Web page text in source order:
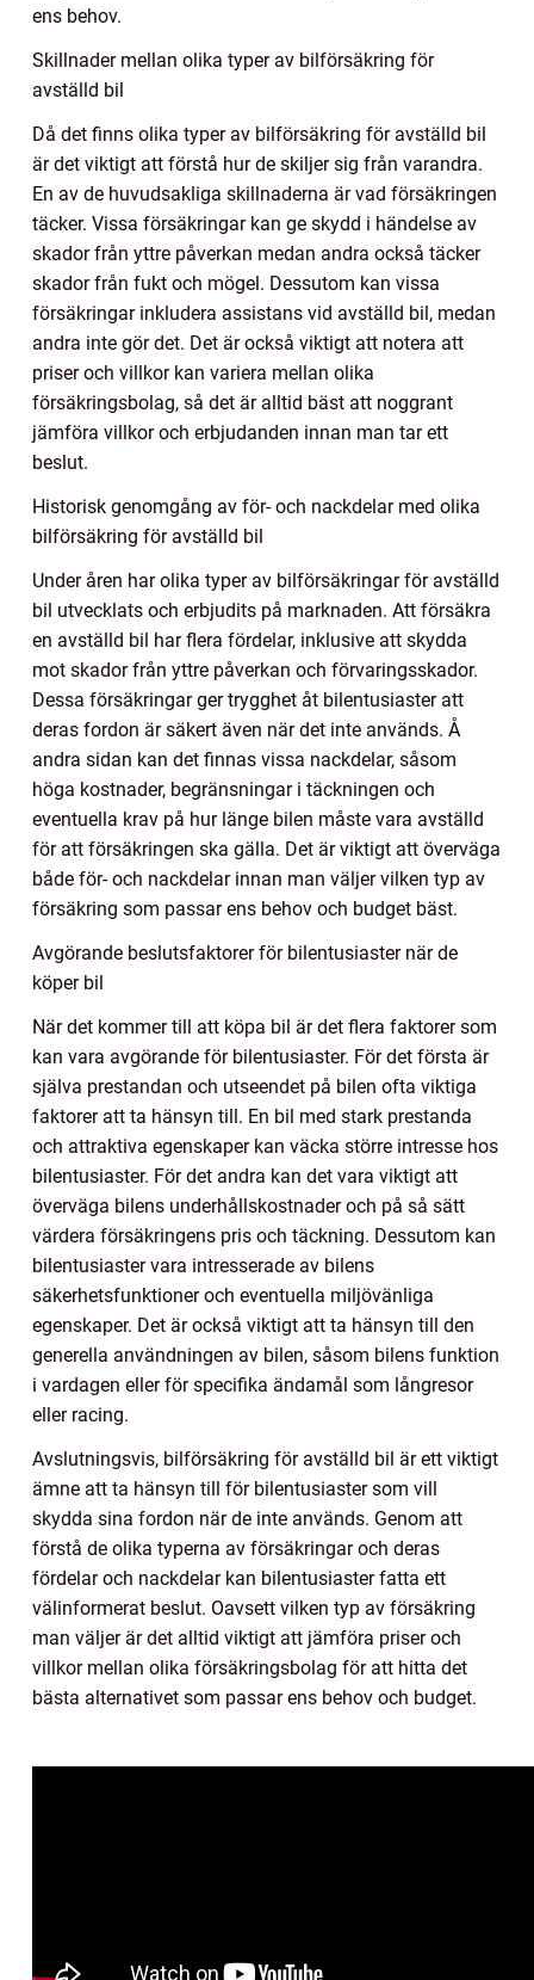
ens behov.
Skillnader mellan olika typer av bilförsäkring för
avställd bil
Då det finns olika typer av bilförsäkring för avställd bil
är det viktigt att förstå hur de skiljer sig från varandra.
En av de huvudsakliga skillnaderna är vad försäkringen
täcker. Vissa försäkringar kan ge skydd i händelse av
skador från yttre påverkan medan andra också täcker
skador från fukt och mögel. Dessutom kan vissa
försäkringar inkludera assistans vid avställd bil, medan
andra inte gör det. Det är också viktigt att notera att
priser och villkor kan variera mellan olika
försäkringsbolag, så det är alltid bäst att noggrant
jämföra villkor och erbjudanden innan man tar ett
beslut.
Historisk genomgång av för- och nackdelar med olika
bilförsäkring för avställd bil
Under åren har olika typer av bilförsäkringar för avställd
bil utvecklats och erbjudits på marknaden. Att försäkra
en avställd bil har flera fördelar, inklusive att skydda
mot skador från yttre påverkan och förvaringsskador.
Dessa försäkringar ger trygghet åt bilentusiaster att
deras fordon är säkert även när det inte används. Å
andra sidan kan det finnas vissa nackdelar, såsom
höga kostnader, begränsningar i täckningen och
eventuella krav på hur länge bilen måste vara avställd
för att försäkringen ska gälla. Det är viktigt att överväga
både för- och nackdelar innan man väljer vilken typ av
försäkring som passar ens behov och budget bäst.
Avgörande beslutsfaktorer för bilentusiaster när de
köper bil
När det kommer till att köpa bil är det flera faktorer som
kan vara avgörande för bilentusiaster. För det första är
själva prestandan och utseendet på bilen ofta viktiga
faktorer att ta hänsyn till. En bil med stark prestanda
och attraktiva egenskaper kan väcka större intresse hos
bilentusiaster. För det andra kan det vara viktigt att
överväga bilens underhållskostnader och på så sätt
värdera försäkringens pris och täckning. Dessutom kan
bilentusiaster vara intresserade av bilens
säkerhetsfunktioner och eventuella miljövänliga
egenskaper. Det är också viktigt att ta hänsyn till den
generella användningen av bilen, såsom bilens funktion
i vardagen eller för specifika ändamål som långresor
eller racing.
Avslutningsvis, bilförsäkring för avställd bil är ett viktigt
ämne att ta hänsyn till för bilentusiaster som vill
skydda sina fordon när de inte används. Genom att
förstå de olika typerna av försäkringar och deras
fördelar och nackdelar kan bilentusiaster fatta ett
välinformerat beslut. Oavsett vilken typ av försäkring
man väljer är det alltid viktigt att jämföra priser och
villkor mellan olika försäkringsbolag för att hitta det
bästa alternativet som passar ens behov och budget.